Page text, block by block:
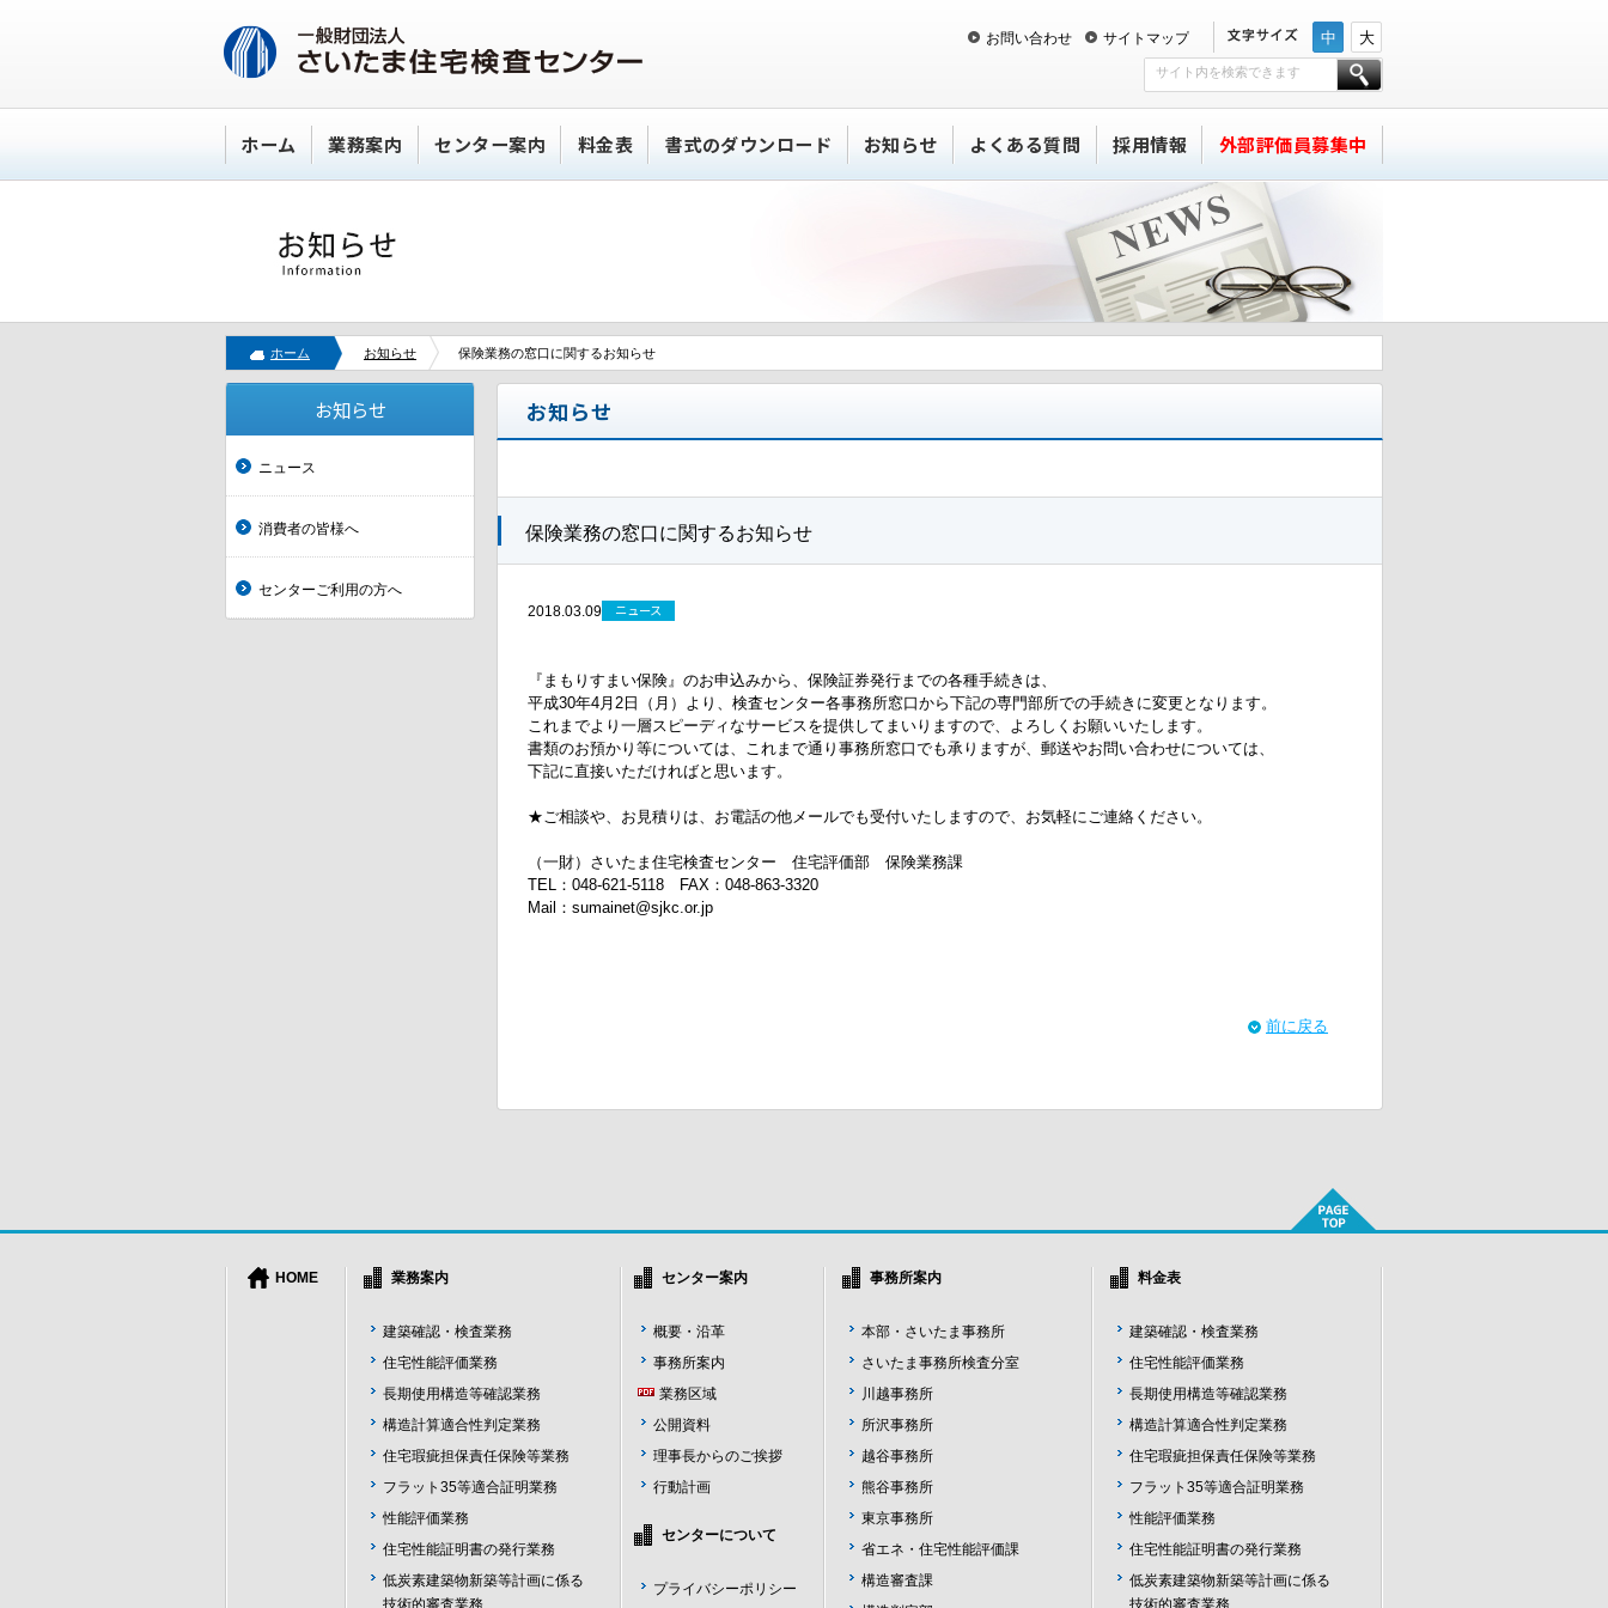
お問い合わせ サイトマップ 中 大
ホーム 業務案内 センター案内 料金表 書式のダウンロード お知らせ よくある質問 採用情報 外部評価員募集中
ホーム お知らせ 保険業務の窓口に関するお知らせ
お知らせ
ニュース
消費者の皆様へ
センターご利用の方へ
お知らせ
保険業務の窓口に関するお知らせ
2018.03.09 ニュース
『まもりすまい保険』のお申込みから、保険証券発行までの各種手続きは、
平成30年4月2日（月）より、検査センター各事務所窓口から下記の専門部所での手続きに変更となります。
これまでより一層スピーディなサービスを提供してまいりますので、よろしくお願いいたします。
書類のお預かり等については、これまで通り事務所窓口でも承りますが、郵送やお問い合わせについては、
下記に直接いただければと思います。
★ご相談や、お見積りは、お電話の他メールでも受付いたしますので、お気軽にご連絡ください。
（一財）さいたま住宅検査センター 住宅評価部 保険業務課
TEL：048-621-5118 FAX：048-863-3320
Mail：sumainet@sjkc.or.jp
前に戻る
HOME 業務案内
建築確認・検査業務
住宅性能評価業務
長期使用構造等確認業務
構造計算適合性判定業務
住宅瑕疵担保責任保険等業務
フラット35等適合証明業務
性能評価業務
住宅性能証明書の発行業務
低炭素建築物新築等計画に係る
技術的審査業務
センター案内
概要・沿革
事務所案内
業務区域
公開資料
理事長からのご挨拶
行動計画
センターについて
プライバシーポリシー
事務所案内
本部・さいたま事務所
さいたま事務所検査分室
川越事務所
所沢事務所
越谷事務所
熊谷事務所
東京事務所
省エネ・住宅性能評価課
構造審査課
料金表
建築確認・検査業務
住宅性能評価業務
長期使用構造等確認業務
構造計算適合性判定業務
住宅瑕疵担保責任保険等業務
フラット35等適合証明業務
性能評価業務
住宅性能証明書の発行業務
低炭素建築物新築等計画に係る
技術的審査業務